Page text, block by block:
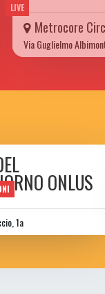
LIVE
Metrocore
Via Guglielmo
ONLUS
1a